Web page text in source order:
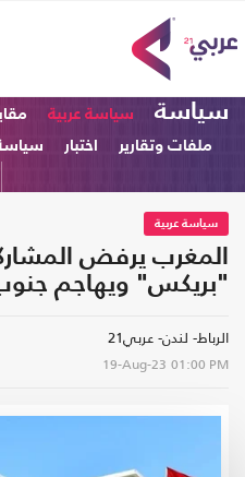
سياسة سياسة عربية
ملفات وتقارير
اختبار
سياسة عربية
المغرب يرفض
"بريكس" ويهاجم جنوب
الرباط- لندن- عربي21
19-Aug-23 01:00 PM